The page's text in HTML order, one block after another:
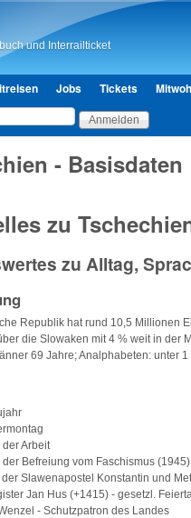
und Interrailticket
Jobs Tickets
- Basisdaten
zu
zu Alltag,
Republik hat rund 10,5 Millionen
die Slowaken mit 4 % weit in der
69 Jahre; Analphabeten: unter
Arbeit
Befreiung vom Faschismus (1945)
Slawenapostel Konstantin und
Jan Hus (+1415) - gesetzl.
- Schutzpatron des Landes